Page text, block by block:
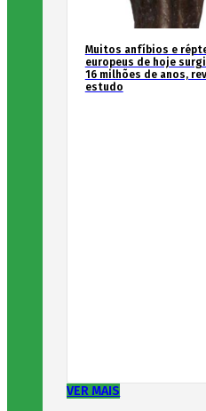
Muitos anfíbios e
europeus de hoje
16 milhões de anos,
estudo
VER MAIS